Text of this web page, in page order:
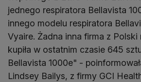
jednego respiratora Bellavista
innego modelu respiratora
Vyaire. Żadna inna firma z Polski
kupiła w ostatnim czasie 645
Bellavista 1000e" -
Lindsey Bailys, z firmy GCI